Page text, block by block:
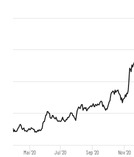
Mai '20 Jul '20 Sep '20 Nov '20